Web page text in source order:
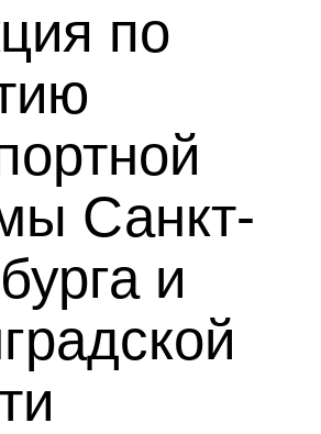
по
Санкт-
и